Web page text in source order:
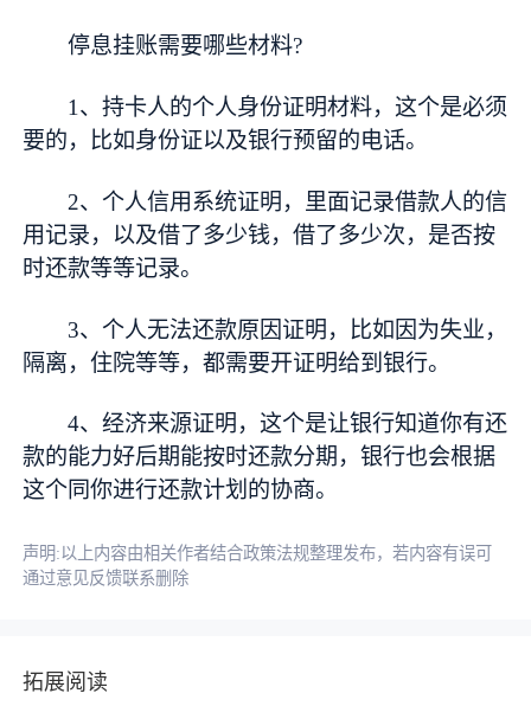
停息挂账需要哪些材料?
1、持卡人的个人身份证明材料，这个是必须
要的，比如身份证以及银行预留的电话。
2、个人信用系统证明，里面记录借款人的信
用记录，以及借了多少钱，借了多少次，是否按
时还款等等记录。
3、个人无法还款原因证明，比如因为失业，
隔离，住院等等，都需要开证明给到银行。
4、经济来源证明，这个是让银行知道你有还
款的能力好后期能按时还款分期，银行也会根据
这个同你进行还款计划的协商。
声明:以上内容由相关作者结合政策法规整理发布，若内容有误可
通过意见反馈联系删除
拓展阅读